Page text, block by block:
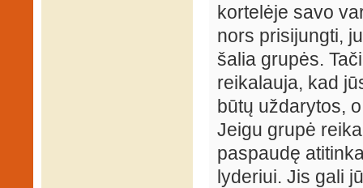
kortelėje savo
nors prisijungti,
šalia grupės.
reikalauja, kad
būtų uždarytos,
Jeigu grupė
paspaudę
lyderiui. Jis gali